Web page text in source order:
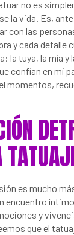
no es
la vida. Es,
con las
y cada detalle
la tuya, la mía y
confían en mí
momentos,
es mucho
encuentro
y
que el